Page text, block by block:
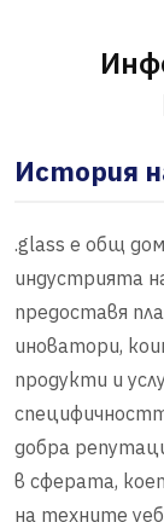
История
.glass е общ
индустрията
предоставя
иноватори,
продукти и
добра
в сферата,
на техните